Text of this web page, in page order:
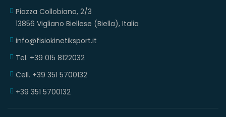
Piazza Collobiano, 2/3
13856 Vigliano Biellese (Biella), Italia
info@fisiokinetiksport.it
Tel. +39 015 8122032
Cell. +39 351 5700132
+39 351 5700132